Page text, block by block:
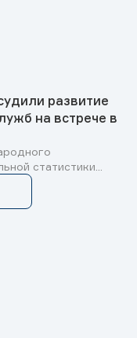
развитие
на встрече в
статистики...